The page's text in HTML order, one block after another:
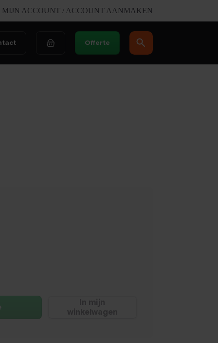
MIJN ACCOUNT / ACCOUNT AANMAKEN
WinkelwagenOfferte